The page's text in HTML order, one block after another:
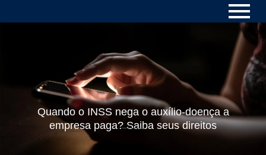
Quando o INSS nega o auxílio-doença a
empresa paga? Saiba seus direitos